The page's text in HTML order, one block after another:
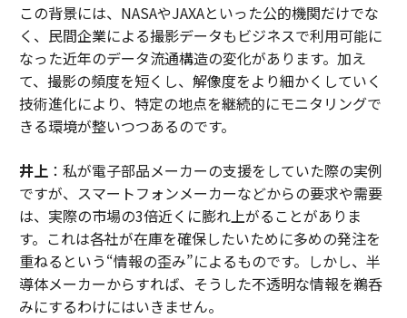
この背景には、NASAやJAXAといった公的機関だけでな
く、民間企業による撮影データもビジネスで利用可能に
なった近年のデータ流通構造の変化があります。加え
て、撮影の頻度を短くし、解像度をより細かくしていく
技術進化により、特定の地点を継続的にモニタリングで
きる環境が整いつつあるのです。
井上 ：私が電子部品メーカーの支援をしていた際の実例
ですが、スマートフォンメーカーなどからの要求や需要
は、実際の市場の3倍近くに膨れ上がることがありま
す。これは各社が在庫を確保したいために多めの発注を
重ねるという“情報の歪み”によるものです。しかし、半
導体メーカーからすれば、そうした不透明な情報を鵜呑
みにするわけにはいきません。